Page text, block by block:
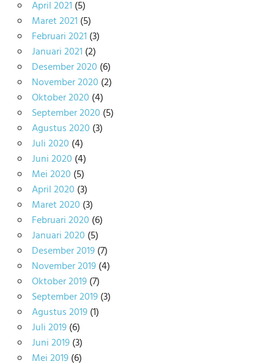
April 2021 (5)
Maret 2021 (5)
Februari 2021 (3)
Januari 2021 (2)
Desember 2020 (6)
November 2020 (2)
Oktober 2020 (4)
September 2020 (5)
Agustus 2020 (3)
Juli 2020 (4)
Juni 2020 (4)
Mei 2020 (5)
April 2020 (3)
Maret 2020 (3)
Februari 2020 (6)
Januari 2020 (5)
Desember 2019(7)
November 2019(4)
Oktober 2019(7)
September 2019(3)
Agustus 2019(1)
Juli 2019(6)
Juni 2019(3)
Mei 2019(6)